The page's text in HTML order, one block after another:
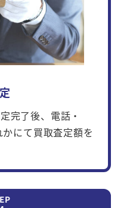
完了後、電話・
にて買取査定額を